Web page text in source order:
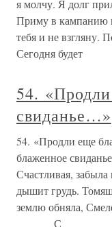
я молчу. Я долг
Приму в кампанию
тебя и не взгляну.
Сегодня будет
54.
свиданье…»
54. «Продли еще
блаженное
Счастливая,
дышит грудь.
землю обняла,
С